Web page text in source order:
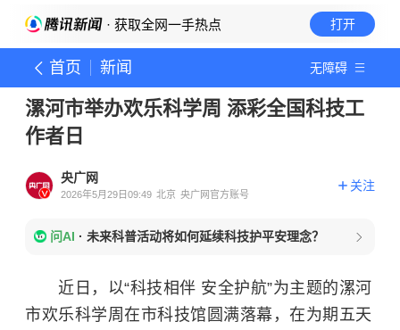
· 获取全网一手热点 打开
首页 新闻 无障碍
漯河市举办欢乐科学周 添彩全国科技工
作者日
央广网
2026年5月29日09:49 北京 央广网官方账号
关注
问AI · 未来科普活动将如何延续科技护平安理念？
近日，以“科技相伴 安全护航”为主题的漯河
市欢乐科学周在市科技馆圆满落幕，在为期五天